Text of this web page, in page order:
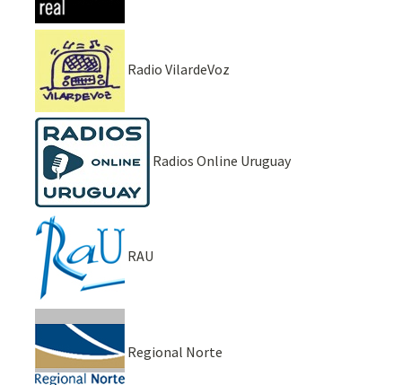
Radio VilardeVoz
Radios Online Uruguay
RAU
Regional Norte